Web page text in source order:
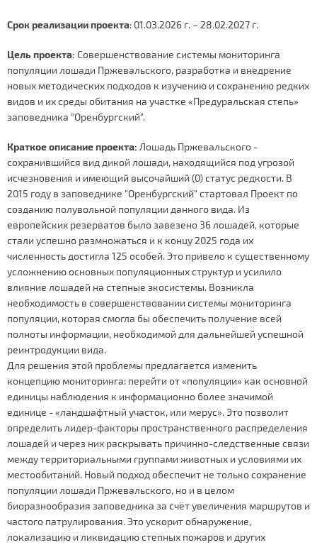
Срок реализации проекта: 01.03.2026 г. – 28.02.2027 г.
Цель проекта: Совершенствование системы мониторинга
популяции лошади Пржевальского, разработка и внедрение
новых методических подходов к изучению и сохранению редких
видов и их среды обитания на участке «Предуральская степь»
заповедника "Оренбургский".
Краткое описание проекта: Лошадь Пржевальского -
сохранившийся вид дикой лошади, находящийся под угрозой
исчезновения и имеющий высочайший (0) статус редкости. В
2015 году в заповеднике "Оренбургский" стартовал Проект по
созданию полувольной популяции данного вида. Из
европейских резерватов было завезено 36 лошадей, которые
стали успешно размножаться и к концу 2025 года их
численность достигла 125 особей. Это привело к существенному
усложнению основных популяционных структур и усилило
влияние лошадей на степные экосистемы. Возникла
необходимость в совершенствовании системы мониторинга
популяции, которая смогла бы обеспечить получение всей
полноты информации, необходимой для дальнейшей успешной
реинтродукции вида.
Для решения этой проблемы предлагается изменить
концепцию мониторинга: перейти от «популяции» как основной
единицы наблюдения к информационно более значимой
единице - «ландшафтный участок, или мерус». Это позволит
определить лидер-факторы пространственного распределения
лошадей и через них раскрывать причинно-следственные связи
между территориальными группами животных и условиями их
местообитаний. Новый подход обеспечит не только сохранение
популяции лошади Пржевальского, но и в целом
биоразнообразия заповедника за счёт увеличения маршрутов и
частого патрулирования. Это ускорит обнаружение,
локализацию и ликвидацию степных пожаров и других